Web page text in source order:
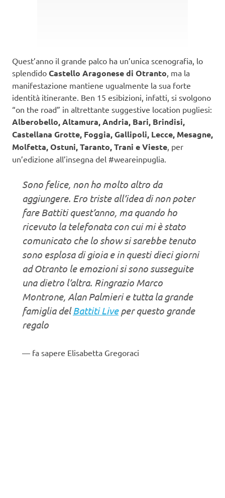
Quest’anno il grande palco ha un’unica scenografia, lo
splendido Castello Aragonese di Otranto , ma la
manifestazione mantiene ugualmente la sua forte
identità itinerante. Ben 15 esibizioni, infatti, si svolgono
“on the road” in altrettante suggestive location pugliesi:
Alberobello, Altamura, Andria, Bari, Brindisi,
Castellana Grotte, Foggia, Gallipoli, Lecce, Mesagne,
Molfetta, Ostuni, Taranto, Trani e Vieste , per
un’edizione all’insegna del #weareinpuglia.
Sono felice, non ho molto altro da
aggiungere. Ero triste all’idea di non poter
fare Battiti quest’anno, ma quando ho
ricevuto la telefonata con cui mi è stato
comunicato che lo show si sarebbe tenuto
sono esplosa di gioia e in questi dieci giorni
ad Otranto le emozioni si sono susseguite
una dietro l’altra. Ringrazio Marco
Montrone, Alan Palmieri e tutta la grande
famiglia delBattiti Liveper questo grande
regalo
fa sapere Elisabetta Gregoraci